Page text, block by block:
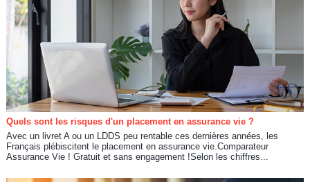
Quels sont les risques d'un placement en assurance vie ?
Avec un livret A ou un LDDS peu rentable ces dernières années, les
Français plébiscitent le placement en assurance vie.Comparateur
Assurance Vie ! Gratuit et sans engagement !Selon les chiffres...